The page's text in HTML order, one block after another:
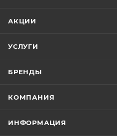
АКЦИИ
УСЛУГИ
БРЕНДЫ
КОМПАНИЯ
ИНФОРМАЦИЯ